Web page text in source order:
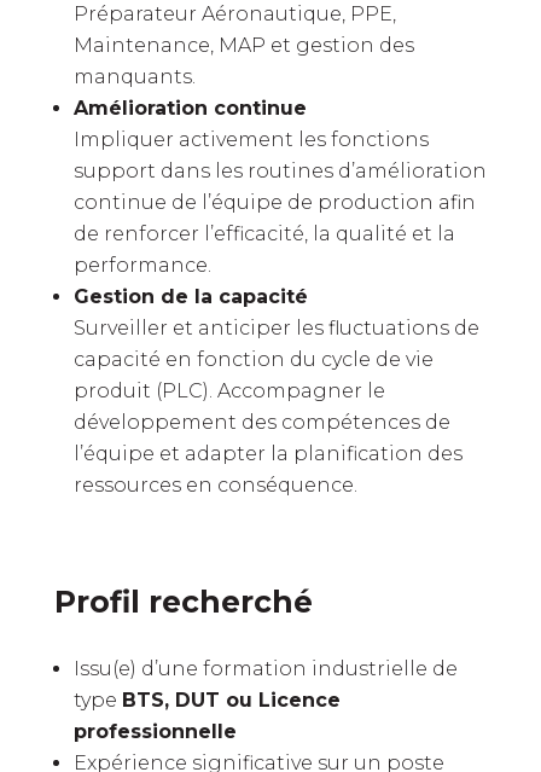
Préparateur Aéronautique, PPE,
Maintenance, MAP et gestion des
manquants.
Amélioration continue
Impliquer activement les fonctions
support dans les routines d’amélioration
continue de l’équipe de production afin
de renforcer l’efficacité, la qualité et la
performance.
Gestion de la capacité
Surveiller et anticiper les fluctuations de
capacité en fonction du cycle de vie
produit (PLC). Accompagner le
développement des compétences de
l’équipe et adapter la planification des
ressources en conséquence.
Profil recherché
Issu(e) d’une formation industrielle de
type BTS, DUT ou Licence
professionnelle
Expérience significative sur un poste